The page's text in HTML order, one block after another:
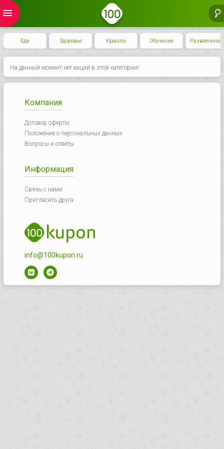
menu
Еда Здоровье Красота Обучение Развлечения
На данный момент нет акций в этой категории!
Компания
Договор оферты
Положение о персональных данных
Вопросы и ответы
Информация
Связь с нами
Пригласить друга
info@100kupon.ru